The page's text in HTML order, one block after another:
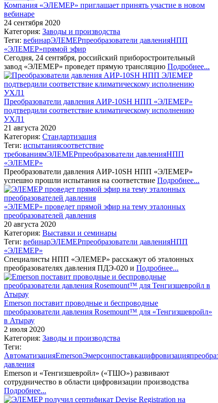
Компания «ЭЛЕМЕР» приглашает принять участие в новом
вебинаре
24 сентября 2020
Категория: Заводы и производства
Теги: вебинарЭЛЕМЕРпреобразователи давленияНПП
«ЭЛЕМЕР»прямой эфир
Сегодня, 24 сентября, российский приборостроительный
завод «ЭЛЕМЕР» проведет прямую трансляцию Подробнее...
Преобразователи давления АИР-10SH НПП «ЭЛЕМЕР»
подтвердили соответствие климатическому исполнению
УХЛ1
21 августа 2020
Категория: Стандартизация
Теги: испытаниясоответствие
требованиямЭЛЕМЕРпреобразователи давленияНПП
«ЭЛЕМЕР»
Преобразователи давления АИР-10SH НПП «ЭЛЕМЕР»
успешно прошли испытания на соответствие Подробнее...
«ЭЛЕМЕР» проведет прямой эфир на тему эталонных
преобразователей давления
20 августа 2020
Категория: Выставки и семинары
Теги: вебинарЭЛЕМЕРпреобразователи давленияНПП
«ЭЛЕМЕР»
Специалисты НПП «ЭЛЕМЕР» расскажут об эталонных
преобразователях давления ПДЭ-020 и Подробнее...
Emerson поставит проводные и беспроводные
преобразователи давления Rosemount™ для «Тенгизшевройл»
в Атырау
2 июля 2020
Категория: Заводы и производства
Теги:
АвтоматизацияEmersonЭмерсонпоставкацифровизация
давления
Emerson и «Тенгизшевройл» («ТШО») развивают
сотрудничество в области цифровизации производства
Подробнее...